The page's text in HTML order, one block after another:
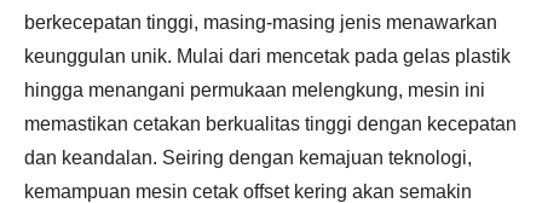
berkecepatan tinggi, masing-masing jenis menawarkan
keunggulan unik. Mulai dari mencetak pada gelas plastik
hingga menangani permukaan melengkung, mesin ini
memastikan cetakan berkualitas tinggi dengan kecepatan
dan keandalan. Seiring dengan kemajuan teknologi,
kemampuan mesin cetak offset kering akan semakin